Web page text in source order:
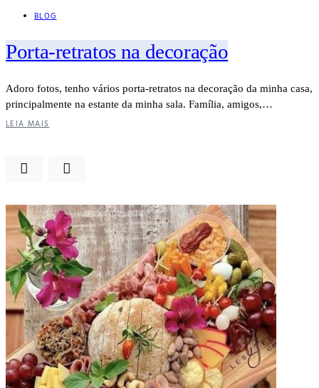
BLOG
Porta-retratos na decoração
Adoro fotos, tenho vários porta-retratos na decoração da minha casa,
principalmente na estante da minha sala. Família, amigos,…
LEIA MAIS